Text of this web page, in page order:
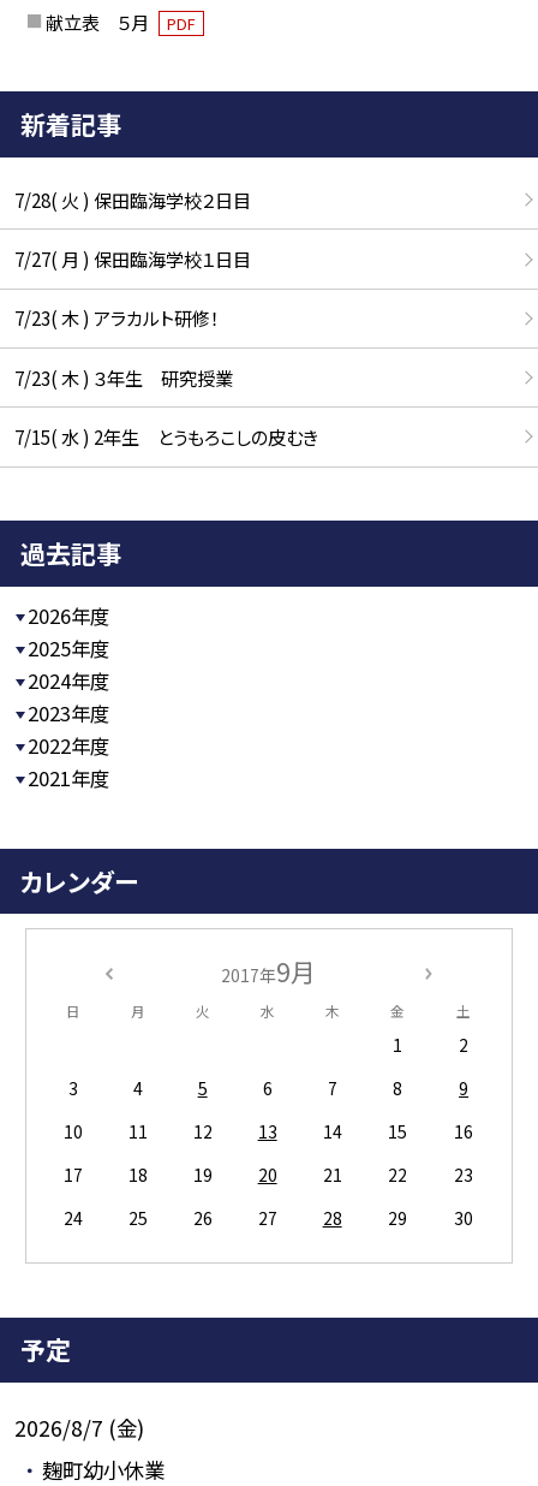
献立表 ５月
PDF
新着記事
7/28( 火 ) 保田臨海学校２日目
7/27( 月 ) 保田臨海学校１日目
7/23( 木 ) アラカルト研修！
7/23( 木 ) ３年生 研究授業
7/15( 水 ) 2年生 とうもろこしの皮むき
過去記事
2026年度
2025年度
2024年度
2023年度
2022年度
2021年度
カレンダー
2017年9月
日 月 火 水 木 金 土
1
2
3
4 5 6 7 8
9
10
11 12 13 14 15
16
17
18 19 20 21 22
23
24
25 26 27 28 29 30
予定
2026/8/7 (金)
麹町幼小休業